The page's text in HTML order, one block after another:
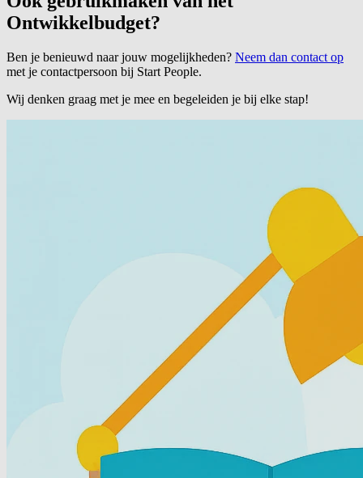
Ontwikkelbudget?
Ben je benieuwd naar jouw mogelijkheden? Neem dan contact op
met je contactpersoon bij Start People.
Wij denken graag met je mee en begeleiden je bij elke stap!